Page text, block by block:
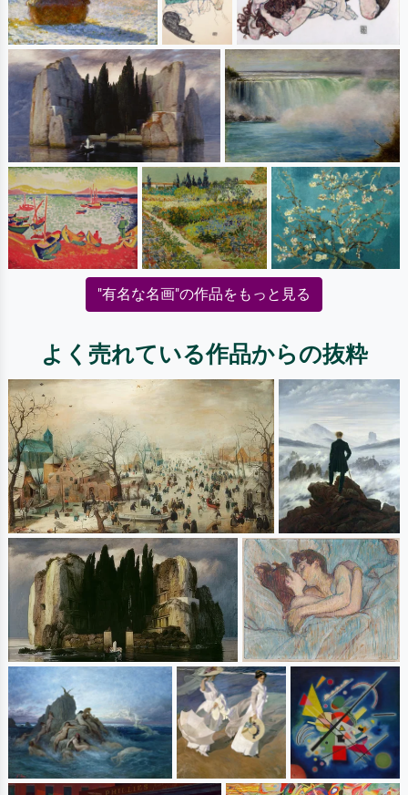
"有名な名画"の作品をもっと見る
よく売れている作品からの抜粋